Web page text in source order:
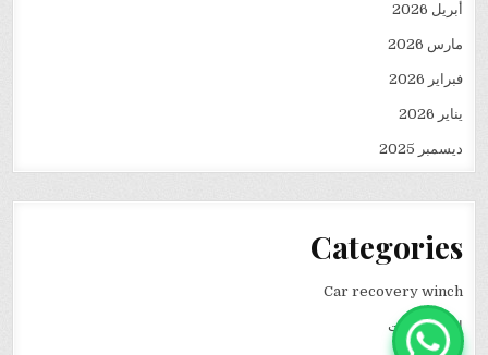
أبريل 2026
مارس 2026
فبراير 2026
يناير 2026
ديسمبر 2025
Categories
Car recovery winch
انقاذ سيارات